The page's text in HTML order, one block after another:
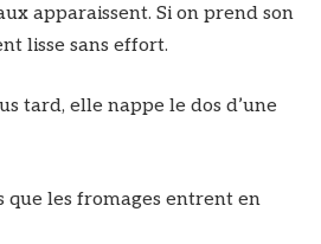
apparaissent. Si on prend son
lisse sans effort.
tard, elle nappe le dos d’une
que les fromages entrent en